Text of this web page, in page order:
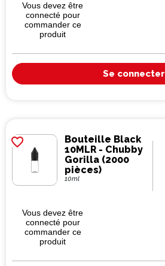
Vous devez être
connecté pour
commander ce
produit
Se connecter
favorite_border
Bouteille Black
10MLR - Chubby
Gorilla (2000
pièces)
10ml
Vous devez être
connecté pour
commander ce
produit